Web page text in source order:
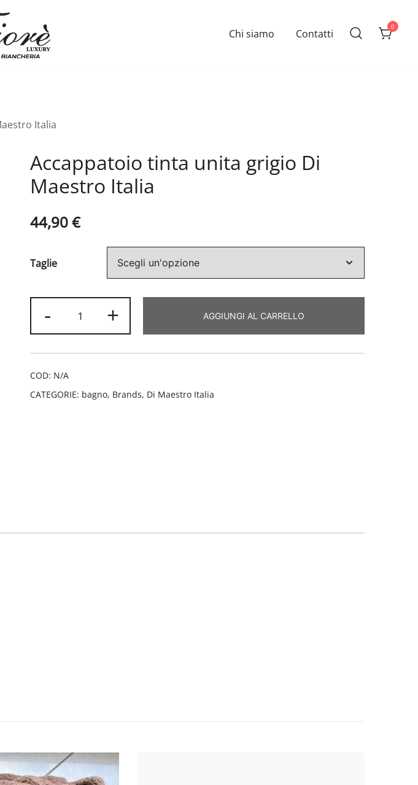
Chi siamo Contatti
0
Italia
Accappatoio tinta unita grigio Di
Maestro Italia
44,90€
Taglie
-
tinta
unita
grigio
Italia
+ AGGIUNGI AL CARRELLO
COD: N/A
CATEGORIE: bagno, Brands, Di Maestro Italia